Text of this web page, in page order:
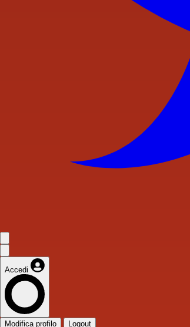
Accedi
Modifica profilo Logout